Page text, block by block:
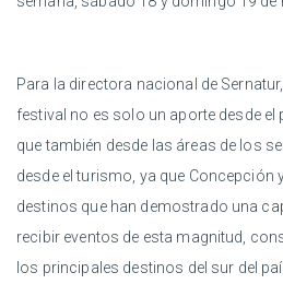
Para la directora nacional de
festival no es solo un aporte desde
que también desde las áreas de los
desde el turismo, ya que Concepción
destinos que han demostrado una
recibir eventos de esta magnitud,
los principales destinos del sur del